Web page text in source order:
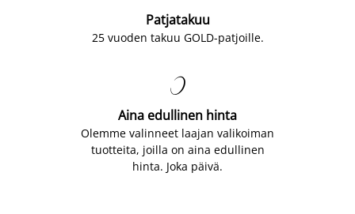
Patjatakuu
25 vuoden takuu GOLD-patjoille.

Aina edullinen hinta
Olemme valinneet laajan valikoiman
tuotteita, joilla on aina edullinen
hinta. Joka päivä.